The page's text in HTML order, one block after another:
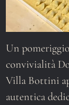
Un
convivialità
Villa Bottini
autentica